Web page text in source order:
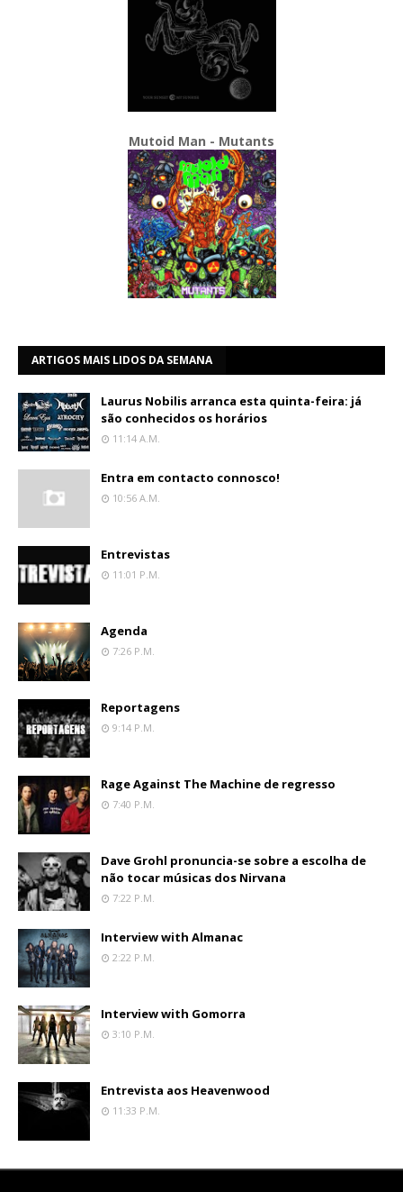
Mutoid Man - Mutants
ARTIGOS MAIS LIDOS DA SEMANA
Laurus Nobilis arranca esta quinta-feira: já
são conhecidos os horários
11:14 A.m.
Entra em contacto connosco!
10:56 A.m.
Entrevistas
11:01 P.m.
Agenda
7:26 P.m.
Reportagens
9:14 P.m.
Rage Against The Machine de regresso
7:40 P.m.
Dave Grohl pronuncia-se sobre a escolha de
não tocar músicas dos Nirvana
7:22 P.m.
Interview with Almanac
2:22 P.m.
Interview with Gomorra
3:10 P.m.
Entrevista aos Heavenwood
11:33 P.m.